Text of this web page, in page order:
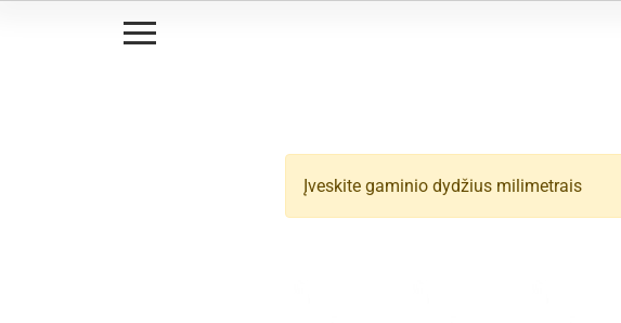
Įveskite gaminio dydžius milimetrais